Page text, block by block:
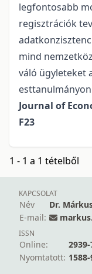
legfontosabb
regisztrációk
mind
váló ügyleteket
Journal of
F23
1 - 1 a 1 tételből
KAPCSOLAT
Név
Dr.
E-mail:
ISSN
Online:
Nyomtatott: